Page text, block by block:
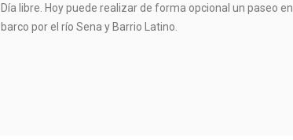
Día libre. Hoy puede realizar de forma opcional un paseo en
barco por el río Sena y Barrio Latino.